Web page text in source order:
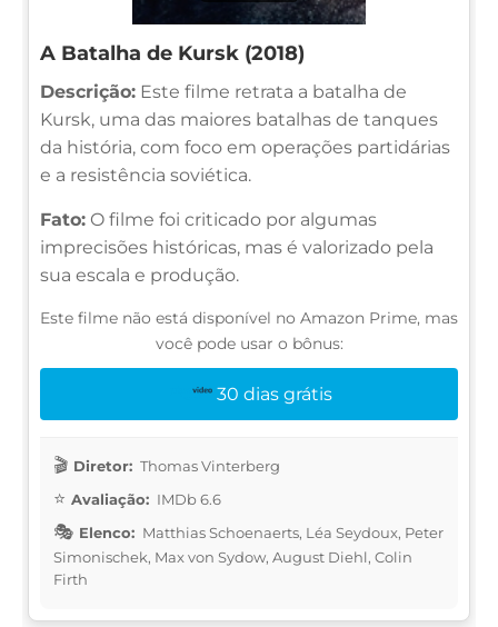
A Batalha de Kursk (2018)
Descrição: Este filme retrata a batalha de
Kursk, uma das maiores batalhas de tanques
da história, com foco em operações partidárias
e a resistência soviética.
Fato: O filme foi criticado por algumas
imprecisões históricas, mas é valorizado pela
sua escala e produção.
Este filme não está disponível no Amazon Prime, mas
você pode usar o bônus:
30 dias grátis
Diretor: Thomas Vinterberg
Avaliação: IMDb 6.6
Elenco: Matthias Schoenaerts, Léa Seydoux, Peter
Simonischek, Max von Sydow, August Diehl, Colin
Firth